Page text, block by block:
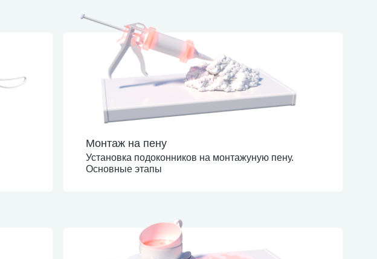
Монтаж на пену
Установка подоконников на монтажуную пену.
Основные этапы